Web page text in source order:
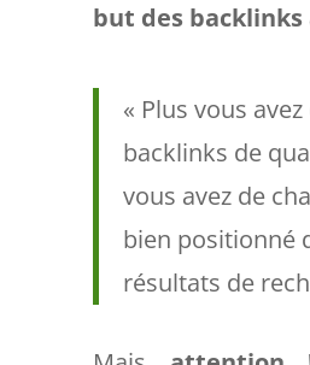
but des backlinks
« Plus vous avez
backlinks de
vous avez de
bien positionné
résultats de